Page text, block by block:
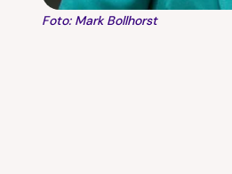
Foto: Mark Bollhorst